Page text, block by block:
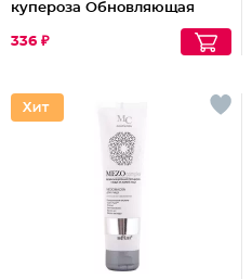
купероза Обновляющая
336 ₽